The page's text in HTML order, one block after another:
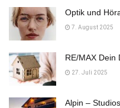
Optik und
7. August 2025
RE/MAX Dein
27. Juli 2025
Alpin –